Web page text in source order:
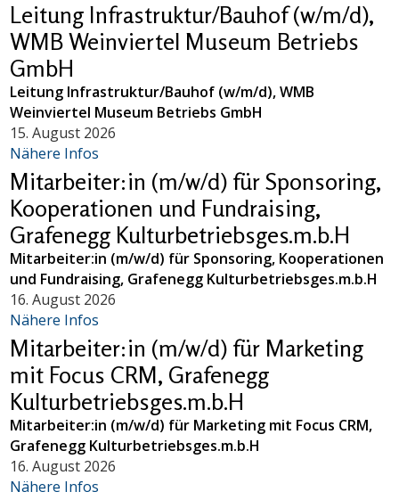
Leitung Infrastruktur/Bauhof (w/m/d),
WMB Weinviertel Museum Betriebs
GmbH
Leitung Infrastruktur/Bauhof (w/m/d), WMB
Weinviertel Museum Betriebs GmbH
15. August 2026
Nähere Infos
Mitarbeiter:in (m/w/d) für Sponsoring,
Kooperationen und Fundraising,
Grafenegg Kulturbetriebsges.m.b.H
Mitarbeiter:in (m/w/d) für Sponsoring, Kooperationen
und Fundraising, Grafenegg Kulturbetriebsges.m.b.H
16. August 2026
Nähere Infos
Mitarbeiter:in (m/w/d) für Marketing
mit Focus CRM, Grafenegg
Kulturbetriebsges.m.b.H
Mitarbeiter:in (m/w/d) für Marketing mit Focus CRM,
Grafenegg Kulturbetriebsges.m.b.H
16. August 2026
Nähere Infos